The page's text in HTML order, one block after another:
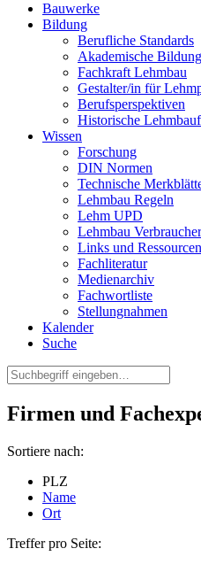
Bauwerke
Bildung
Berufliche Standards
Akademische Bildung
Fachkraft Lehmbau
Gestalter/in für
Berufsperspektiven
Historische
Wissen
Forschung
DIN Normen
Technische
Lehmbau Regeln
Lehm UPD
Lehmbau
Links und Ressourcen
Fachliteratur
Medienarchiv
Fachwortliste
Stellungnahmen
Kalender
Suche
Firmen und
Sortiere nach:
PLZ
Name
Ort
Treffer pro Seite: